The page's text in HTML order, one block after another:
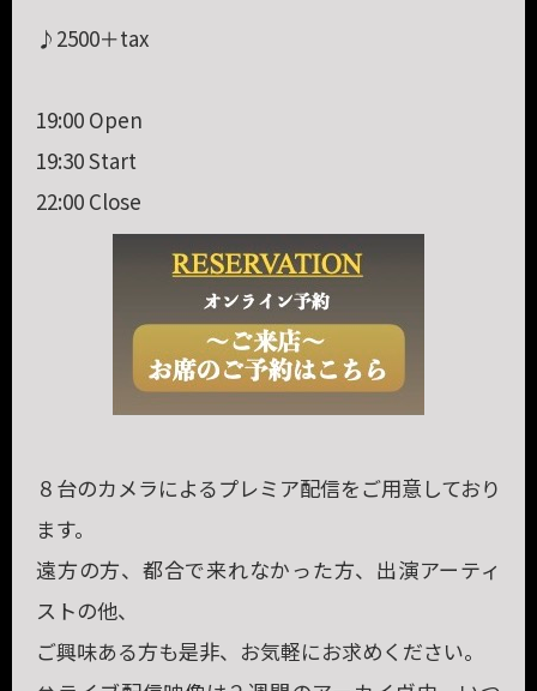
♪2500＋tax
19:00 Open
19:30 Start
22:00 Close
８台のカメラによるプレミア配信をご用意しており
ます。
遠方の方、都合で来れなかった方、出演アーティ
ストの他、
ご興味ある方も是非、お気軽にお求めください。